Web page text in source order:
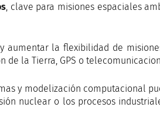
, clave para misiones espaciales
aumentar la flexibilidad de
de la Tierra, GPS o
y modelización computacional
nuclear o los procesos